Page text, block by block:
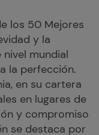
los 50 Mejores
y la
mundial
la perfección.
en su cartera
en lugares de
y compromiso
se destaca por